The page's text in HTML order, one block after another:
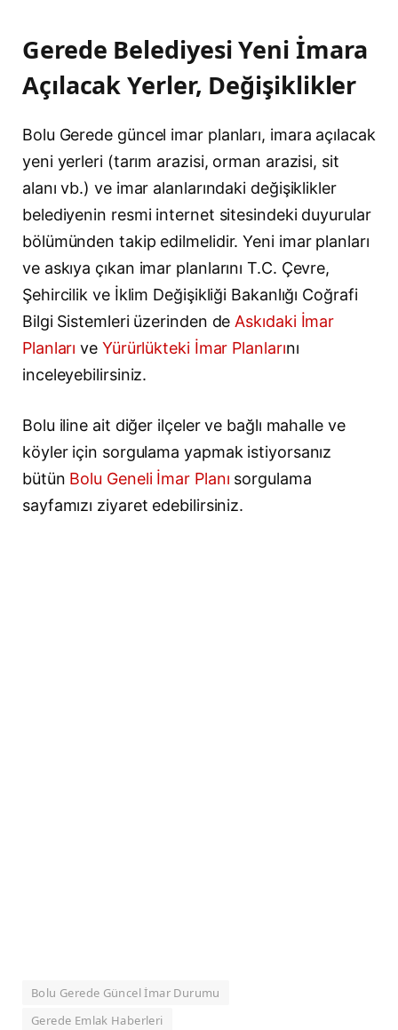
Gerede Belediyesi Yeni İmara
Açılacak Yerler, Değişiklikler
Bolu Gerede güncel imar planları, imara açılacak
yeni yerleri (tarım arazisi, orman arazisi, sit
alanı vb.) ve imar alanlarındaki değişiklikler
belediyenin resmi internet sitesindeki duyurular
bölümünden takip edilmelidir. Yeni imar planları
ve askıya çıkan imar planlarını T.C. Çevre,
Şehircilik ve İklim Değişikliği Bakanlığı Coğrafi
Bilgi Sistemleri üzerinden de Askıdaki İmar
Planları ve Yürürlükteki İmar Planlarını
inceleyebilirsiniz.
Bolu iline ait diğer ilçeler ve bağlı mahalle ve
köyler için sorgulama yapmak istiyorsanız
bütün Bolu Geneli İmar Planı sorgulama
sayfamızı ziyaret edebilirsiniz.
Bolu Gerede Güncel İmar Durumu
Gerede Emlak Haberleri